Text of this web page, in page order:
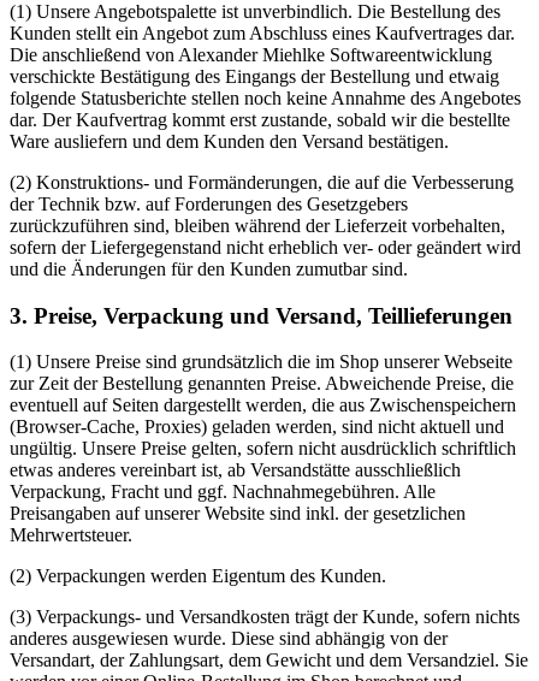
(1) Unsere Angebotspalette ist unverbindlich. Die Bestellung des
Kunden stellt ein Angebot zum Abschluss eines Kaufvertrages dar.
Die anschließend von Alexander Miehlke Softwareentwicklung
verschickte Bestätigung des Eingangs der Bestellung und etwaig
folgende Statusberichte stellen noch keine Annahme des Angebotes
dar. Der Kaufvertrag kommt erst zustande, sobald wir die bestellte
Ware ausliefern und dem Kunden den Versand bestätigen.
(2) Konstruktions- und Formänderungen, die auf die Verbesserung
der Technik bzw. auf Forderungen des Gesetzgebers
zurückzuführen sind, bleiben während der Lieferzeit vorbehalten,
sofern der Liefergegenstand nicht erheblich ver- oder geändert wird
und die Änderungen für den Kunden zumutbar sind.
3. Preise, Verpackung und Versand, Teillieferungen
(1) Unsere Preise sind grundsätzlich die im Shop unserer Webseite
zur Zeit der Bestellung genannten Preise. Abweichende Preise, die
eventuell auf Seiten dargestellt werden, die aus Zwischenspeichern
(Browser-Cache, Proxies) geladen werden, sind nicht aktuell und
ungültig. Unsere Preise gelten, sofern nicht ausdrücklich schriftlich
etwas anderes vereinbart ist, ab Versandstätte ausschließlich
Verpackung, Fracht und ggf. Nachnahmegebühren. Alle
Preisangaben auf unserer Website sind inkl. der gesetzlichen
Mehrwertsteuer.
(2) Verpackungen werden Eigentum des Kunden.
(3) Verpackungs- und Versandkosten trägt der Kunde, sofern nichts
anderes ausgewiesen wurde. Diese sind abhängig von der
Versandart, der Zahlungsart, dem Gewicht und dem Versandziel. Sie